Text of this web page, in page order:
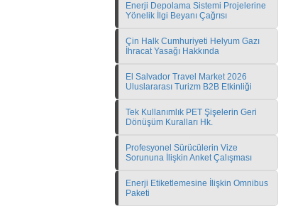
Enerji Depolama Sistemi Projelerine
Yönelik İlgi Beyanı Çağrısı
Çin Halk Cumhuriyeti Helyum Gazı
İhracat Yasağı Hakkında
El Salvador Travel Market 2026
Uluslararası Turizm B2B Etkinliği
Tek Kullanımlık PET Şişelerin Geri
Dönüşüm Kuralları Hk.
Profesyonel Sürücülerin Vize
Sorununa İlişkin Anket Çalışması
Enerji Etiketlemesine İlişkin Omnibus
Paketi